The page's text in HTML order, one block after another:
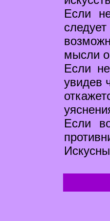
Если
мысли
Если
увидев
Если